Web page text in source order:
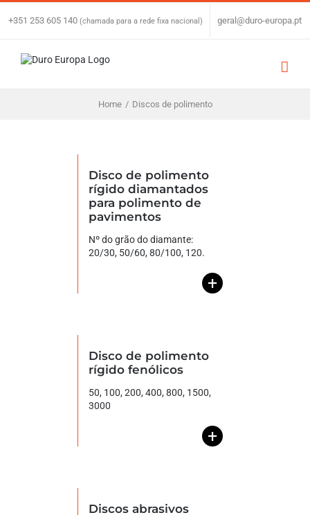
Skip
+351 253 605 140 (chamada para a rede fixa nacional) geral@duro-europa.pt
Home / Discos de polimento
Disco de polimento
rígido diamantados
para polimento de
pavimentos
Nº do grão do diamante:
20/30, 50/60, 80/100, 120.
+
Disco de polimento
rígido fenólicos
50, 100, 200, 400, 800, 1500,
3000
+
Discos abrasivos